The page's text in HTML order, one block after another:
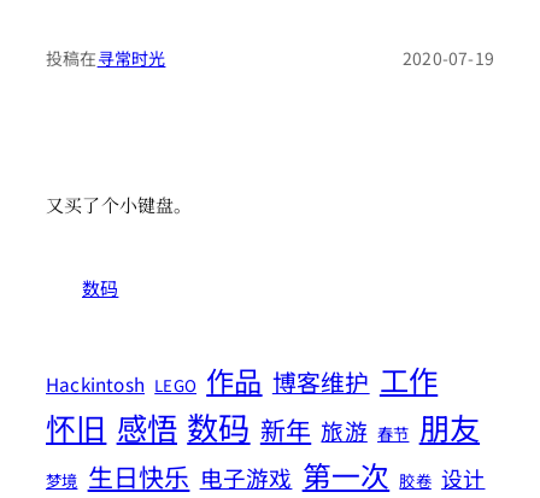
投稿在寻常时光 2020-07-19
又买了个小键盘。
数码
Hackintosh LEGO 作品 博客维护 工作
怀旧 感悟 数码 新年 旅游 春节 朋友
梦境 生日快乐 电子游戏 第一次 胶卷 设计